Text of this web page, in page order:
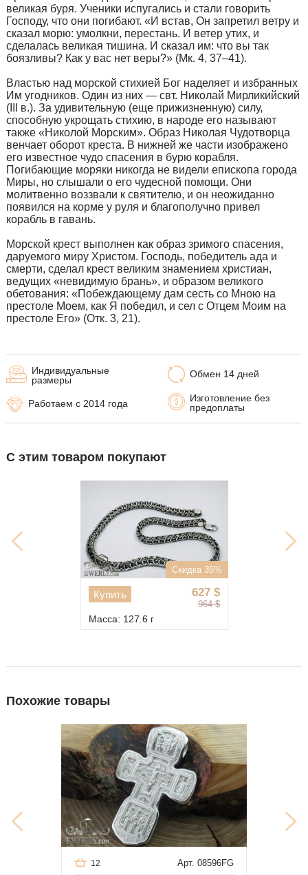
великая буря. Ученики испугались и стали говорить
Господу, что они погибают. «И встав, Он запретил ветру и
сказал морю: умолкни, перестань. И ветер утих, и
сделалась великая тишина. И сказал им: что вы так
боязливы? Как у вас нет веры?» (Мк. 4, 37–41).
Властью над морской стихией Бог наделяет и избранных
Им угодников. Один из них — свт. Николай Мирликийский
(III в.). За удивительную (еще прижизненную) силу,
способную укрощать стихию, в народе его называют
также «Николой Морским». Образ Николая Чудотворца
венчает оборот креста. В нижней же части изображено
его известное чудо спасения в бурю корабля.
Погибающие моряки никогда не видели епископа города
Миры, но слышали о его чудесной помощи. Они
молитвенно воззвали к святителю, и он неожиданно
появился на корме у руля и благополучно привел
корабль в гавань.
Морской крест выполнен как образ зримого спасения,
даруемого миру Христом. Господь, победитель ада и
смерти, сделал крест великим знамением христиан,
ведущих «невидимую брань», и образом великого
обетования: «Побеждающему дам сесть со Мною на
престоле Моем, как Я победил, и сел с Отцем Моим на
престоле Его» (Отк. 3, 21).
Обмен 14 дней
Изготовление без
предоплаты
Индивидуальные
размеры
Работаем с 2014 года
С этим товаром покупают
Скидка 35%
627 $
964 $
Купить
Масса: 127.6 г
Похожие товары
Арт. 08596FG
12